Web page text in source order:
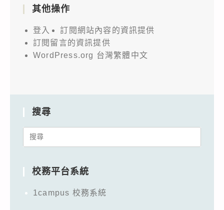
其他操作
登入
訂閱網站內容的資訊提供
訂閱留言的資訊提供
WordPress.org 台灣繁體中文
搜尋
Search
校務平台系統
1campus 校務系統